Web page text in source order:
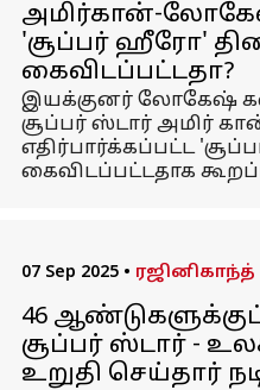
அமிர்கான்-
'சூப்பர் ஹீரோ'
கைவிடப்பட்டதா?
இயக்குனர் லோகேஷ்
சூப்பர் ஸ்டார் அமிர்
எதிர்பார்க்கப்பட்ட
கைவிடப்பட்டதாக
07 Sep 2025 • ரஜினிகாந்த்
46
சூப்பர் ஸ்டார் -
உறுதி செய்தார்